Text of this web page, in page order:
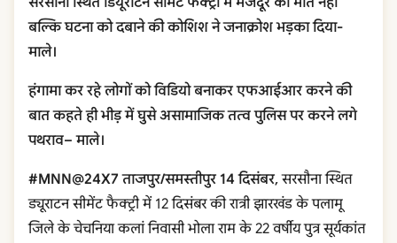
बल्कि घटना को दबाने की कोशिश ने जनाक्रोश भड़का दिया-
माले।
हंगामा कर रहे लोगों को विडियो बनाकर एफआईआर करने की
बात कहते ही भीड़ में घुसे असामाजिक तत्व पुलिस पर करने लगे
पथराव– माले।
#MNN@24X7 ताजपुर/समस्तीपुर 14 दिसंबर,सरसौना स्थित
ड्यूराटन सीमेंट फैक्ट्री में 12 दिसंबर की रात्री झारखंड के पलामू
जिले के चेचनिया कलां निवासी भोला राम के 22 वर्षीय पुत्र सूर्यकांत